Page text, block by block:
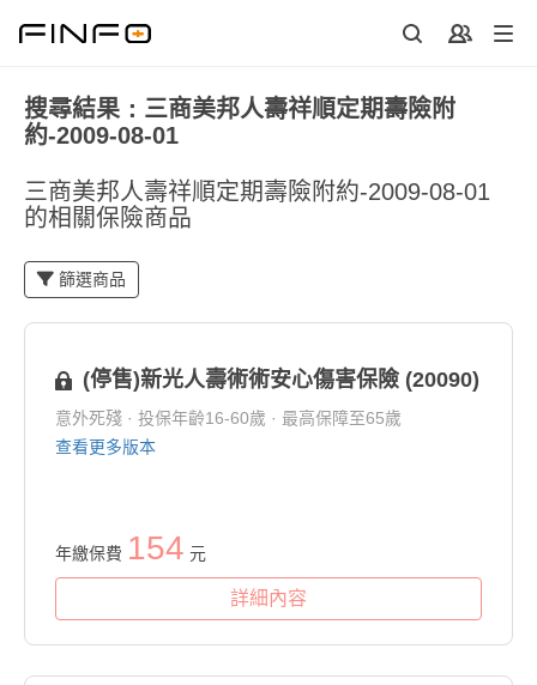
搜尋結果：三商美邦人壽祥順定期壽險附
約-2009-08-01
三商美邦人壽祥順定期壽險附約-2009-08-01
的相關保險商品
篩選商品
(停售)新光人壽術術安心傷害保險 (20090)
意外死殘 · 投保年齡16-60歲 · 最高保障至65歲
查看更多版本
年繳保費 154 元
詳細內容